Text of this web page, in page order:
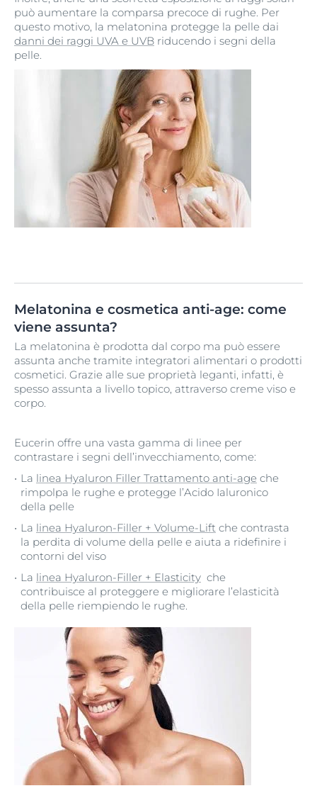
può aumentare la comparsa precoce di rughe. Per
questo motivo, la melatonina protegge la pelle dai
danni dei raggi UVA e UVB riducendo i segni della
pelle.
Melatonina e cosmetica anti-age: come
viene assunta?
La melatonina è prodotta dal corpo ma può essere
assunta anche tramite integratori alimentari o prodotti
cosmetici. Grazie alle sue proprietà leganti, infatti, è
spesso assunta a livello topico, attraverso creme viso e
corpo.
Eucerin offre una vasta gamma di linee per
contrastare i segni dell’invecchiamento, come:
La linea Hyaluron Filler Trattamento anti-age che
rimpolpa le rughe e protegge l’Acido Ialuronico
della pelle
La linea Hyaluron-Filler + Volume-Lift che contrasta
la perdita di volume della pelle e aiuta a ridefinire i
contorni del viso
La linea Hyaluron-Filler + Elasticity che
contribuisce al proteggere e migliorare l’elasticità
della pelle riempiendo le rughe.